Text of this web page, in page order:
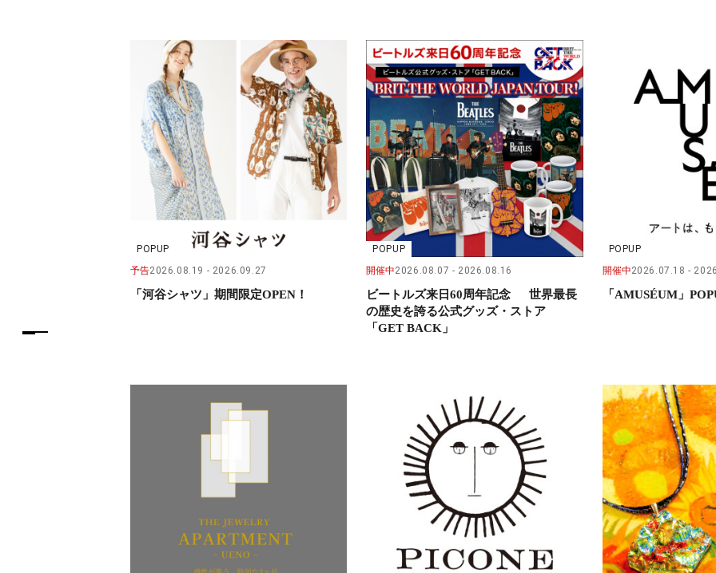
POPUP
予告2026.08.19 2026.09.27
「河谷シャツ」期間限定OPEN！
POPUP
開催中2026.08.07 2026.08.16
ビートルズ来日60周年記念 世界最長
の歴史を誇る公式グッズ・ストア
「GET BACK」
POPUP
開催中2026.07.18
「AMUSÉUM」